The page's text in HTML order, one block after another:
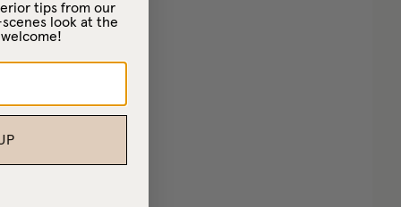
tips from our
look at the